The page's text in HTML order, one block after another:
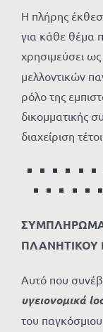
Η πλήρης
για κάθε θέμα
χρησιμεύσει ως
μελλοντικών
ρόλο της
δικομματικής
διαχείριση
ΠΛΑΝΗΤΙΚΟΥ
Αυτό που
υγειονομικά
του